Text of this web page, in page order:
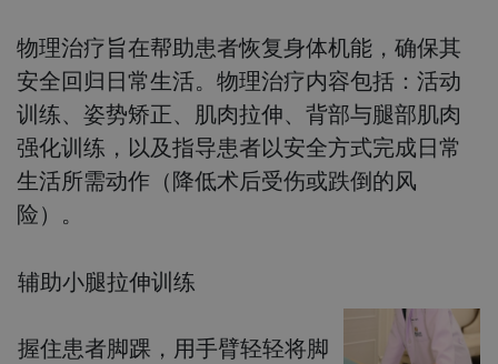
物理治疗 旨在帮助患者恢复身体机能，确保其
安全回归日常生活。物理治疗内容包括：活动
训练、姿势矫正、肌肉拉伸、背部与腿部肌肉
强化训练，以及指导患者以安全方式完成日常
生活所需动作（降低术后受伤或跌倒的风
险）。
辅助小腿拉伸训练
握住患者脚踝，用手臂轻轻将脚